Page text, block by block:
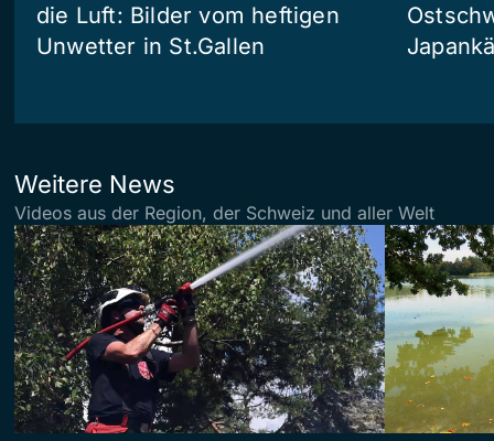
die Luft: Bilder vom heftigen
Unwetter in St.Gallen
Weitere News
Videos aus der Region, der Schweiz und aller Welt